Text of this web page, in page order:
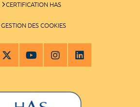
CERTIFICATION HAS
GESTION DES COOKIES